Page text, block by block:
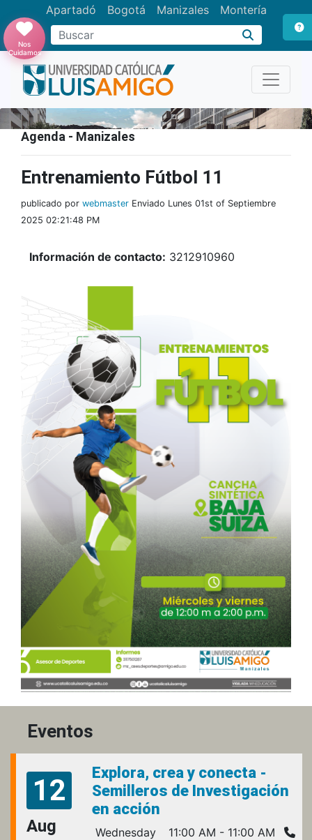
Apartadó Bogotá Manizales Montería
Buscar
Nos
Cuidamos
Agenda - Manizales
Entrenamiento Fútbol 11
publicado por webmaster Enviado Lunes 01st of Septiembre
2025 02:21:48 PM
Información de contacto: 3212910960
Eventos
12
Aug
Explora, crea y conecta -
Semilleros de Investigación
en acción
Wednesday
11:00 AM - 11:00 AM